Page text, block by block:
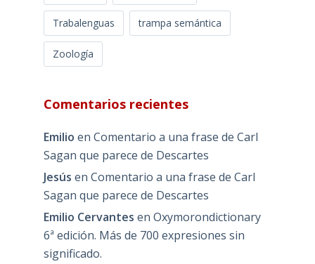
Trabalenguas trampa semántica
Zoología
Comentarios recientes
Emilio en Comentario a una frase de Carl
Sagan que parece de Descartes
Jesús en Comentario a una frase de Carl
Sagan que parece de Descartes
Emilio Cervantes en Oxymorondictionary
6ª edición. Más de 700 expresiones sin
significado.